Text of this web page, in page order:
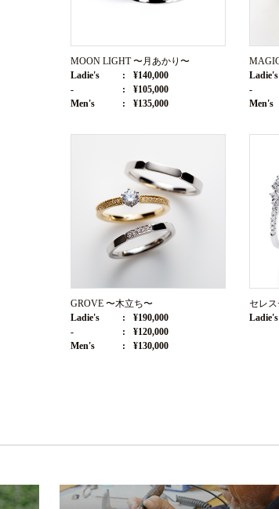
MOON LIGHT 〜月あかり〜
Ladie's
¥140,000
-
¥105,000
Men's
¥135,000
Ladie's
-
Men's
GROVE 〜木立ち〜
Ladie's
¥190,000
-
¥120,000
Men's
¥130,000
セレ
Ladie's